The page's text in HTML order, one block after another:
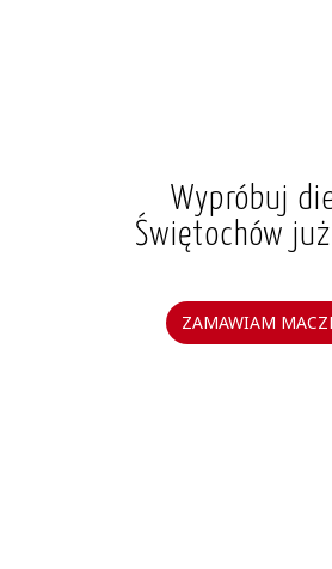
Wypróbuj
Świętochów
ZAMAWIAM